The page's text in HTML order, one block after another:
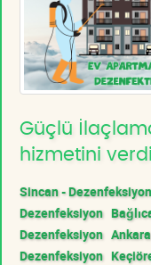
Güçlü
hizmetini
Sincan - Dezenfeksiyon
Dezenfeksiyon
Dezenfeksiyon
Dezenfeksiyon